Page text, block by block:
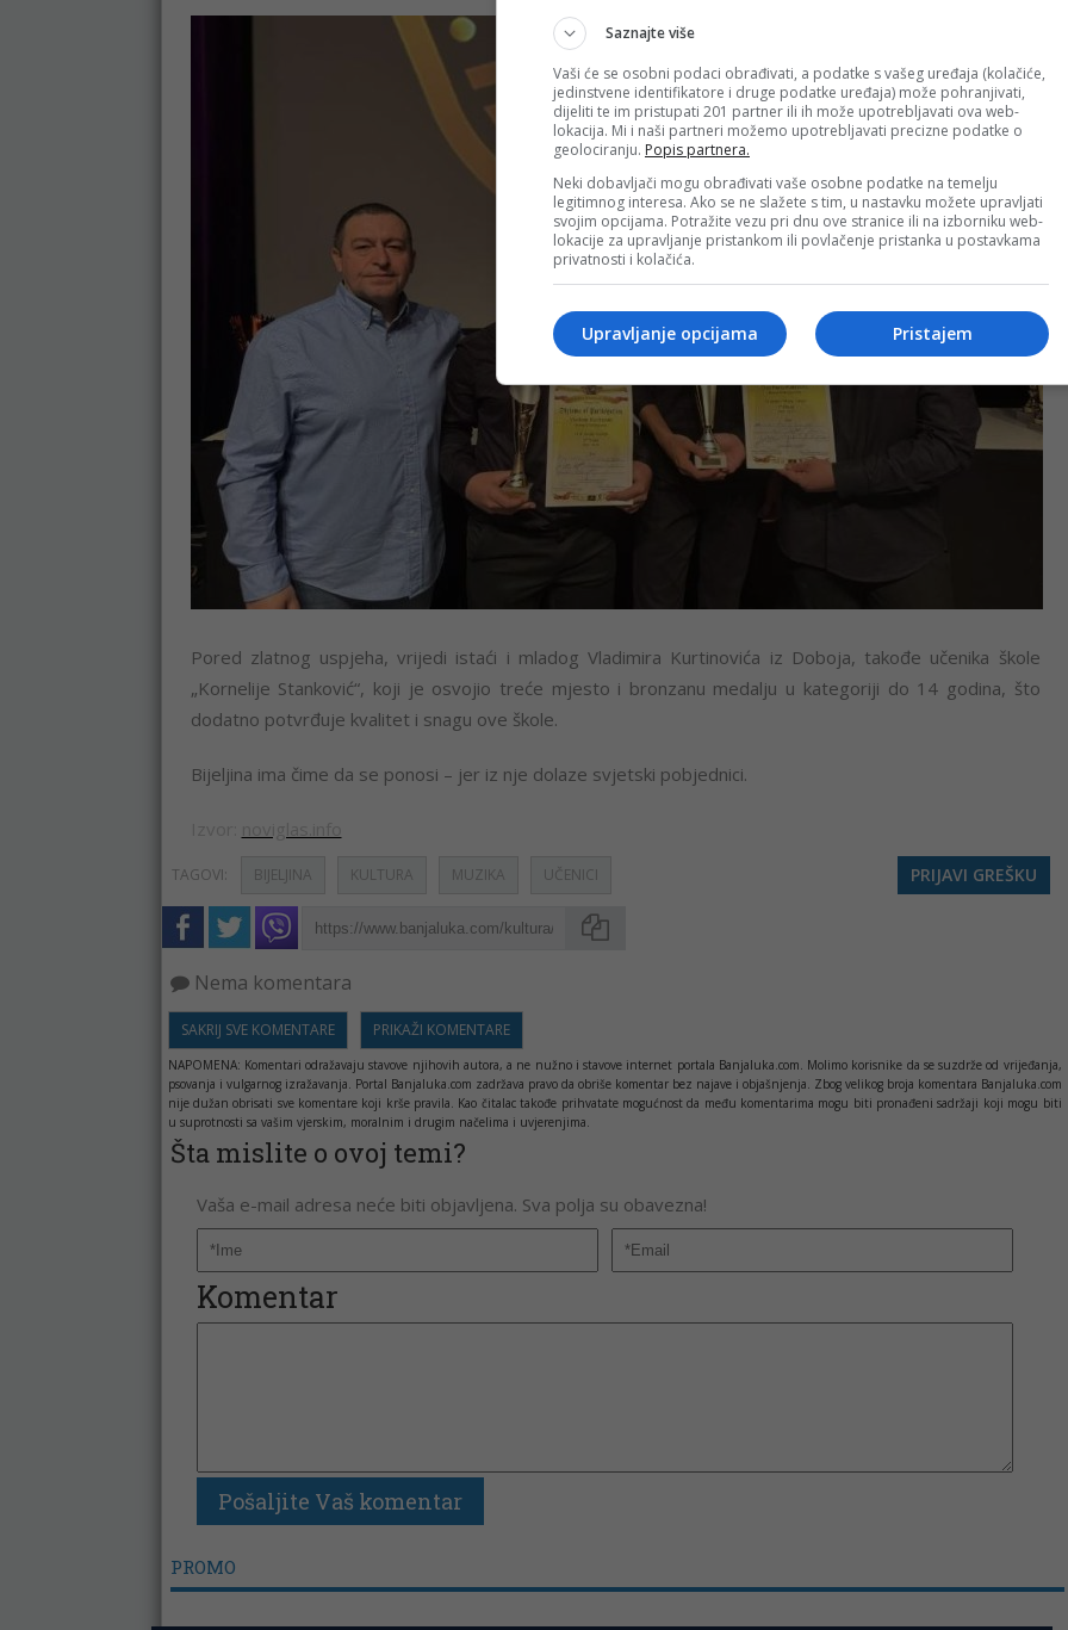
Pored zlatnog uspjeha, vrijedi istaći i mladog Vladimira Kurtinovića iz Doboja, takođe učenika škole
„Kornelije Stanković“, koji je osvojio treće mjesto i bronzanu medalju u kategoriji do 14 godina, što
dodatno potvrđuje kvalitet i snagu ove škole.
Bijeljina ima čime da se ponosi – jer iz nje dolaze svjetski pobjednici.
TAGOVI: BIJELJINA KULTURA MUZIKA UČENICI PRIJAVI GREŠKU
Nema komentara
SAKRIJ SVE KOMENTARE PRIKAŽI KOMENTARE
NAPOMENA: Komentari odražavaju stavove njihovih autora, a ne nužno i stavove internet portala Banjaluka.com. Molimo korisnike da se suzdrže od vrijeđanja,
psovanja i vulgarnog izražavanja. Portal Banjaluka.com zadržava pravo da obriše komentar bez najave i objašnjenja. Zbog velikog broja komentara Banjaluka.com
nije dužan obrisati sve komentare koji krše pravila. Kao čitalac takođe prihvatate mogućnost da među komentarima mogu biti pronađeni sadržaji koji mogu biti
u suprotnosti sa vašim vjerskim, moralnim i drugim načelima i uvjerenjima.
Šta mislite o ovoj temi?
Vaša e-mail adresa neće biti objavljena. Sva polja su obavezna!
Komentar
PROMO
Saznajte više
Vaši će se osobni podaci obrađivati, a podatke s vašeg uređaja (kolačiće,
jedinstvene identifikatore i druge podatke uređaja) može pohranjivati,
dijeliti te im pristupati 201 partner ili ih može upotrebljavati ova web-
lokacija. Mi i naši partneri možemo upotrebljavati precizne podatke o
geolociranju. Popis partnera.
Neki dobavljači mogu obrađivati vaše osobne podatke na temelju
legitimnog interesa. Ako se ne slažete s tim, u nastavku možete upravljati
svojim opcijama. Potražite vezu pri dnu ove stranice ili na izborniku web-
lokacije za upravljanje pristankom ili povlačenje pristanka u postavkama
privatnosti i kolačića.
Pristajem
Upravljanje opcijama